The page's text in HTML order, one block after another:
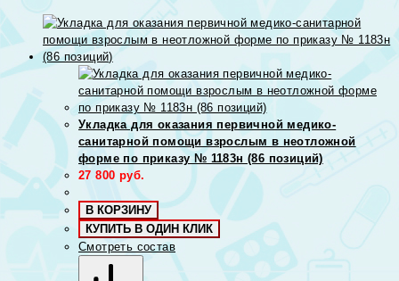
Укладка для оказания первичной медико-
санитарной помощи взрослым в неотложной
форме по приказу № 1183н (86 позиций)
27 800 руб.
В КОРЗИНУ
КУПИТЬ В ОДИН КЛИК
Смотреть состав